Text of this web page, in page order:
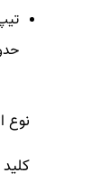
حدود 0.01 تا 0.1
نوع